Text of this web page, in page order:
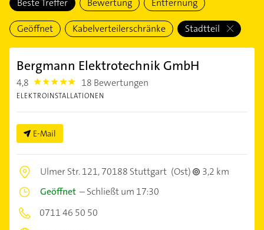
Beste Treffer Bewertung Entfernung
Geöffnet Kabelverteilerschränke Stadtteil
Bergmann Elektrotechnik GmbH
4,8 4.8 18 Bewertungen
ELEKTROINSTALLATIONEN
E-Mail
Ulmer Str. 121,70188 Stuttgart (Ost)
3,2 km
Geöffnet –Schließt um 17:30
0711 46 50 50